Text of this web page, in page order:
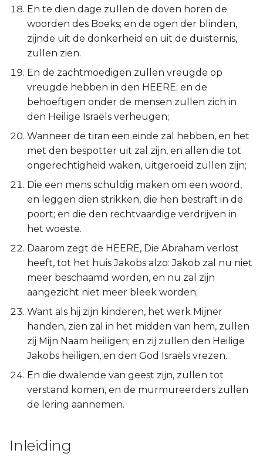
En te dien dage zullen de doven horen de
woorden des Boeks; en de ogen der blinden,
zijnde uit de donkerheid en uit de duisternis,
zullen zien.
En de zachtmoedigen zullen vreugde op
vreugde hebben in den HEERE; en de
behoeftigen onder de mensen zullen zich in
den Heilige Israëls verheugen;
Wanneer de tiran een einde zal hebben, en het
met den bespotter uit zal zijn, en allen die tot
ongerechtigheid waken, uitgeroeid zullen zijn;
Die een mens schuldig maken om een woord,
en leggen dien strikken, die hen bestraft in de
poort; en die den rechtvaardige verdrijven in
het woeste.
Daarom zegt de HEERE, Die Abraham verlost
heeft, tot het huis Jakobs alzo: Jakob zal nu niet
meer beschaamd worden, en nu zal zijn
aangezicht niet meer bleek worden;
Want als hij zijn kinderen, het werk Mijner
handen, zien zal in het midden van hem, zullen
zij Mijn Naam heiligen; en zij zullen den Heilige
Jakobs heiligen, en den God Israëls vrezen.
En die dwalende van geest zijn, zullen tot
verstand komen, en de murmureerders zullen
de lering aannemen.
Inleiding